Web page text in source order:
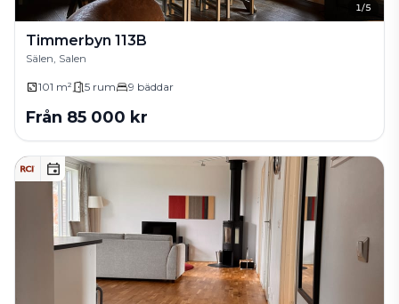
1/5
Timmerbyn 113B
Sälen, Salen
101 m² 5 rum 9 bäddar
Från 85 000 kr